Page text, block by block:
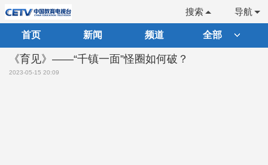
导航
搜索
首页 新闻 频道 全部
《育见》——“千镇一面”怪圈如何破？
2023-05-15 20:09